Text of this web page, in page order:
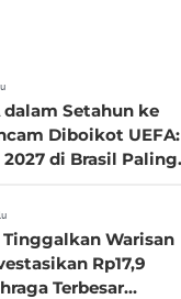
dalam Setahun ke
Diboikot UEFA:
di Brasil Paling
Warisan
Rp17,9
Terbesar